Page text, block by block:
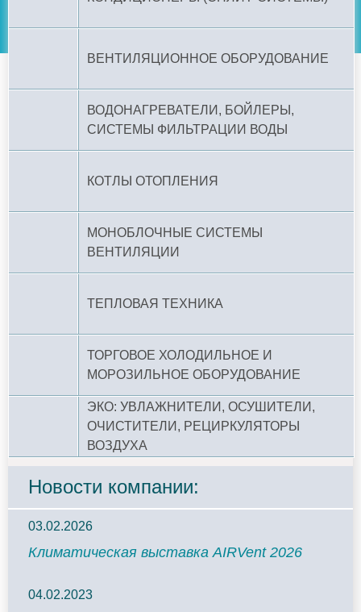
ВЕНТИЛЯЦИОННОЕ ОБОРУДОВАНИЕ
ВОДОНАГРЕВАТЕЛИ, БОЙЛЕРЫ,
СИСТЕМЫ ФИЛЬТРАЦИИ ВОДЫ
КОТЛЫ ОТОПЛЕНИЯ
МОНОБЛОЧНЫЕ СИСТЕМЫ
ВЕНТИЛЯЦИИ
ТЕПЛОВАЯ ТЕХНИКА
ТОРГОВОЕ ХОЛОДИЛЬНОЕ И
МОРОЗИЛЬНОЕ ОБОРУДОВАНИЕ
ЭКО: УВЛАЖНИТЕЛИ, ОСУШИТЕЛИ,
ОЧИСТИТЕЛИ, РЕЦИРКУЛЯТОРЫ
ВОЗДУХА
Новости компании:
03.02.2026
Климатическая выставка AIRVent 2026
04.02.2023